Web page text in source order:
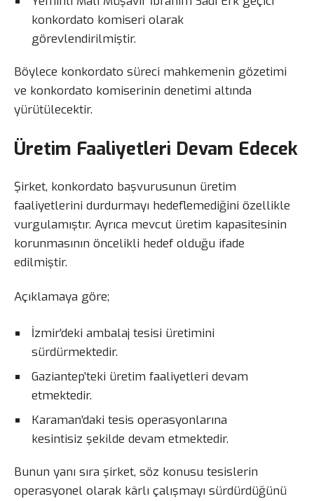
konkordato komiseri olarak
görevlendirilmiştir.
Böylece konkordato süreci mahkemenin gözetimi
ve konkordato komiserinin denetimi altında
yürütülecektir.
Üretim Faaliyetleri Devam Edecek
Şirket, konkordato başvurusunun üretim
faaliyetlerini durdurmayı hedeflemediğini özellikle
vurgulamıştır. Ayrıca mevcut üretim kapasitesinin
korunmasının öncelikli hedef olduğu ifade
edilmiştir.
Açıklamaya göre;
İzmir’deki ambalaj tesisi üretimini
sürdürmektedir.
Gaziantep’teki üretim faaliyetleri devam
etmektedir.
Karaman’daki tesis operasyonlarına
kesintisiz şekilde devam etmektedir.
Bunun yanı sıra şirket, söz konusu tesislerin
operasyonel olarak kârlı çalışmayı sürdürdüğünü